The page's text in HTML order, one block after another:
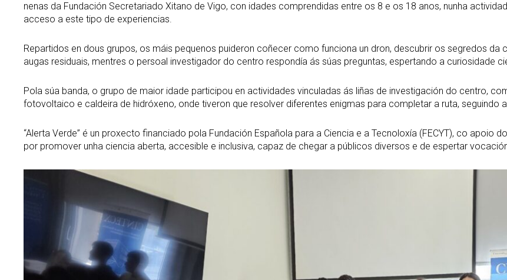
nenas da Fundación Secretariado Xitano de Vigo, con idades comprendidas entre os 8 e os 18 anos, nunha
acceso a este tipo de experiencias.
Repartidos en dous grupos, os máis pequenos puideron coñecer como funciona un dron, descubrir os segredos
augas residuais, mentres o persoal investigador do centro respondía ás súas preguntas, espertando a curiosidade
Pola súa banda, o grupo de maior idade participou en actividades vinculadas ás liñas de investigación do centro,
fotovoltaico e caldeira de hidróxeno, onde tiveron que resolver diferentes enigmas para completar a ruta, seguindo
“Alerta Verde” é un proxecto financiado pola Fundación Española para a Ciencia e a Tecnoloxía (FECYT), co apoio
por promover unha ciencia aberta, accesible e inclusiva, capaz de chegar a públicos diversos e de espertar